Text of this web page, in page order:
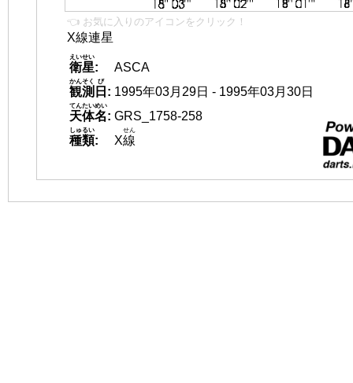
👈 お気に入りのアイコンをクリック！
X線連星
衛星
えいせい
:
ASCA
観測
かんそく
日
び
: 1995年03月29日 - 1995年03月30日
天体名
てんたいめい
: GRS_1758-258
種類
しゅるい
: X線
せん